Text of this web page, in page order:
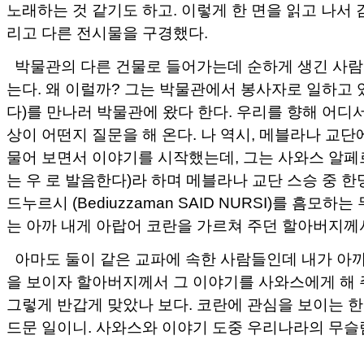
노래하는 것 같기도 하고. 이렇게 한 면을 읽고 나서
리고 다른 전시물을 구경했다.
박물관의 다른 건물로 들어가는데 순하게 생긴 사
는다. 왜 이럴까? 그는 박물관에서 봉사자로 일하고
다)를 만나러 박물관에 왔다 한다. 우리를 향해 어디
상이 어떤지 질문을 해 온다. 나 역시, 메블라나 교단
물어 보면서 이야기를 시작했는데, 그는 사와스 알
는 우 로 발음한다)라 하며 메블라나 교단 스승 중 한
드누르시 (Bediuzzaman SAID NURSI)를 흠모하는
는 아까 내게 아랍어 코란을 가르쳐 주던 할아버지께
아마도 둘이 같은 교파에 속한 사람들인데 내가 아
을 보이자 할아버지께서 그 이야기를 사와스에게 해
그렇게 반갑게 맞았나 보다. 코란에 관심을 보이는
드문 일이니. 사와스와 이야기 도중 우리나라의 무